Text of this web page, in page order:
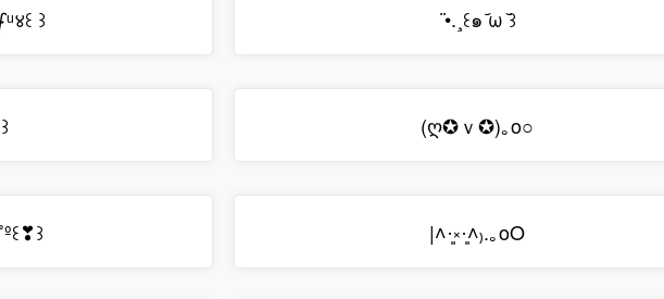
꒱ ¨•.¸꒰๑ ᷄ω ᷅꒱
(ღ✪ｖ✪)｡o○
|˄·͈༝·͈˄₎.｡oO